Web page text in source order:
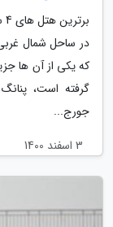
در ساحل شمال
که یکی از آن ها
گرفته است،
جورج...
3 اسفند 1400